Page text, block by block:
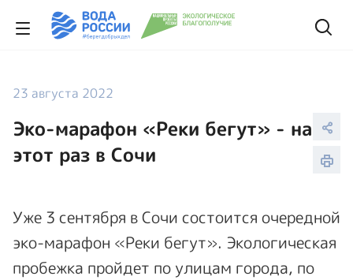
23 августа 2022
Эко-марафон «Реки бегут» - на
этот раз в Сочи
Уже 3 сентября в Сочи состоится очередной
эко-марафон «Реки бегут». Экологическая
пробежка пройдет по улицам города, по